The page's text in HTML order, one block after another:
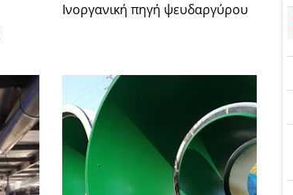
Ινοργανική πηγή ψευδαργύρου